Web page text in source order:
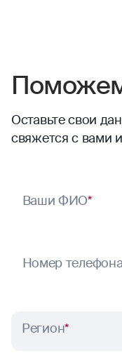
Оставьте свои
свяжется с вами
Ваши ФИО*
Номер
Регион*